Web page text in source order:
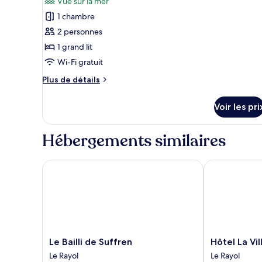
les
photos
pour
ce
type
chambre :
balcon
vue
27m2
1 chambre
2 personnes
1 grand lit
Wi-Fi gratuit
Plus de détails
Plus
le
type
de
Chambre
Voir les
Hébergements similaires
Le
Bailli
Le Bailli de Suffren
Le Rayol
Le Bailli de Suffren
Hôtel
La
Hôtel La
Le Rayol
Hôtel La Villa